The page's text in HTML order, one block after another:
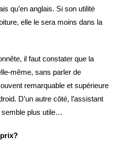
qu’en anglais. Si son utilité
elle le sera moins dans la
il faut constater que la
même, sans parler de
remarquable et supérieure
D’un autre côté, l’assistant
semble plus utile…